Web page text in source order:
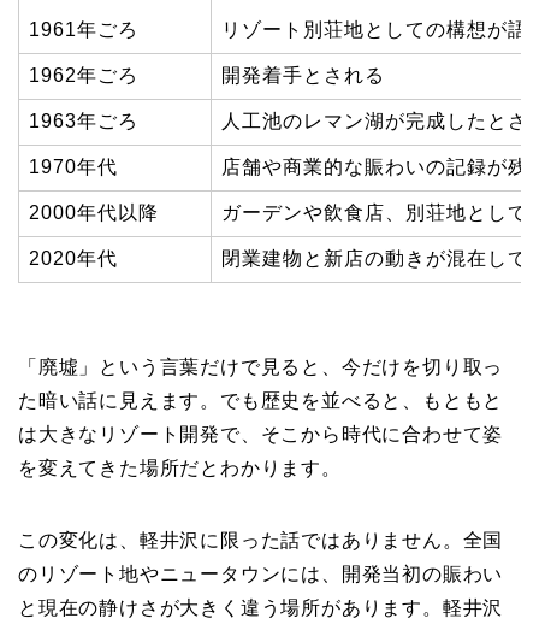
1961年ごろ リゾート別荘地としての構想が語
1962年ごろ 開発着手とされる
1963年ごろ 人工池のレマン湖が完成したとさ
1970年代 店舗や商業的な賑わいの記録が残
2000年代以降 ガーデンや飲食店、別荘地として
2020年代 閉業建物と新店の動きが混在して
「廃墟」という言葉だけで見ると、今だけを切り取っ
た暗い話に見えます。でも歴史を並べると、もともと
は大きなリゾート開発で、そこから時代に合わせて姿
を変えてきた場所だとわかります。
この変化は、軽井沢に限った話ではありません。全国
のリゾート地やニュータウンには、開発当初の賑わい
と現在の静けさが大きく違う場所があります。軽井沢